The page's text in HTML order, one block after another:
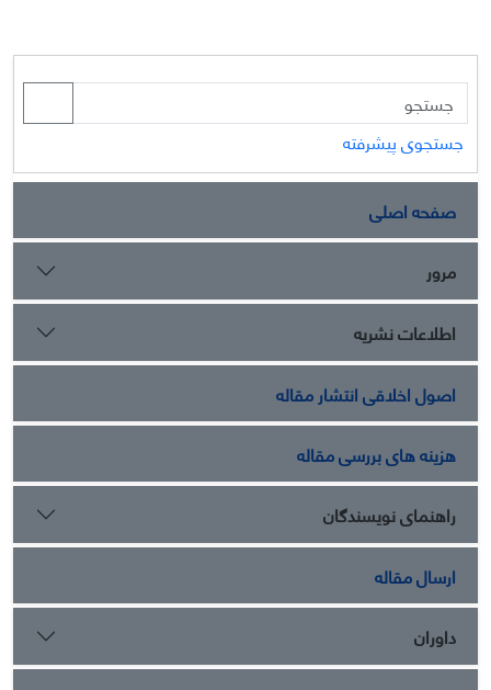
جستجوی پیشرفته
صفحه اصلی
مرور
اطلاعات نشریه
اصول اخلاقی انتشار مقاله
هزینه های بررسی مقاله
راهنمای نویسندگان
ارسال مقاله
داوران